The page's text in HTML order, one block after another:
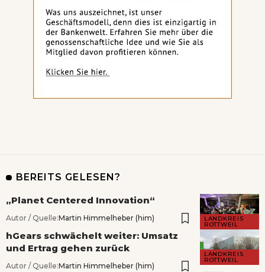
BEREITS GELESEN?
LANDKREIS
ROTTWEIL
„Planet Centered Innovation“
Autor / Quelle:Martin Himmelheber (him)
LANDKREIS
ROTTWEIL
hGears schwächelt weiter: Umsatz
und Ertrag gehen zurück
Autor / Quelle:Martin Himmelheber (him)